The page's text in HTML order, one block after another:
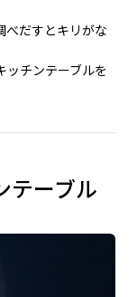
べだすとキリがな
ッチンテーブルを
テーブル